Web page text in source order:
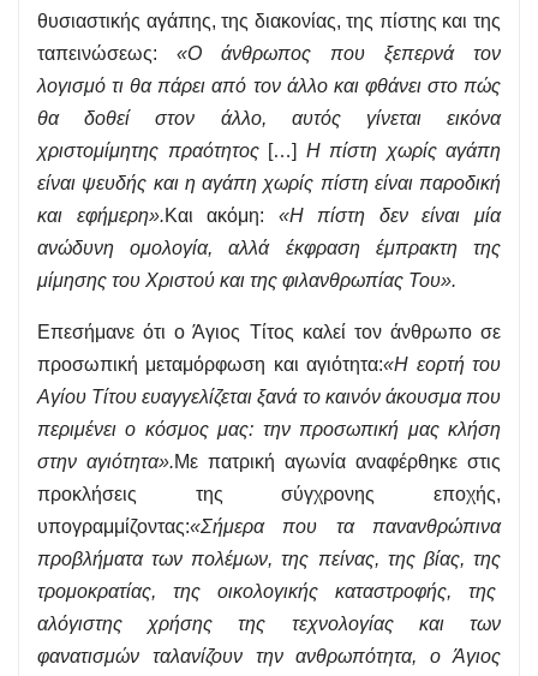
θυσιαστικής αγάπης, της διακονίας, της πίστης και της
ταπεινώσεως: «Ο άνθρωπος που ξεπερνά τον
λογισμό τι θα πάρει από τον άλλο και φθάνει στο πώς
θα δοθεί στον άλλο, αυτός γίνεται εικόνα
χριστομίμητης πραότητος[…] Η πίστη χωρίς αγάπη
είναι ψευδής και η αγάπη χωρίς πίστη είναι παροδική
και εφήμερη».Και ακόμη: «Η πίστη δεν είναι μία
ανώδυνη ομολογία, αλλά έκφραση έμπρακτη της
μίμησης του Χριστού και της φιλανθρωπίας Του».
Επεσήμανε ότι ο Άγιος Τίτος καλεί τον άνθρωπο σε
προσωπική μεταμόρφωση και αγιότητα:«Η εορτή του
Αγίου Τίτου ευαγγελίζεται ξανά το καινόν άκουσμα που
περιμένει ο κόσμος μας: την προσωπική μας κλήση
στην αγιότητα».Με πατρική αγωνία αναφέρθηκε στις
προκλήσεις της σύγχρονης εποχής,
υπογραμμίζοντας:«Σήμερα που τα πανανθρώπινα
προβλήματα των πολέμων, της πείνας, της βίας, της
τρομοκρατίας, της οικολογικής καταστροφής, της
αλόγιστης χρήσης της τεχνολογίας και των
φανατισμών ταλανίζουν την ανθρωπότητα, ο Άγιος